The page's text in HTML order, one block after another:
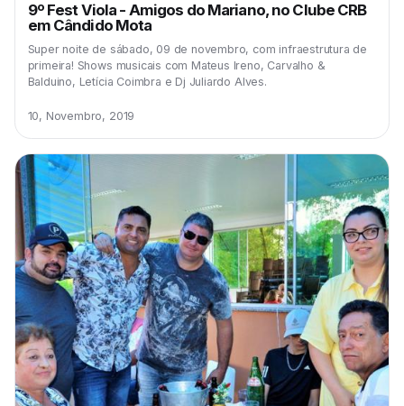
9º Fest Viola - Amigos do Mariano, no Clube CRB
em Cândido Mota
Super noite de sábado, 09 de novembro, com infraestrutura de
primeira! Shows musicais com Mateus Ireno, Carvalho &
Balduino, Letícia Coimbra e Dj Juliardo Alves.
10, Novembro, 2019